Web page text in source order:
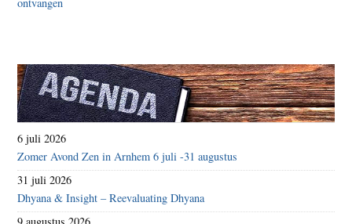
6 juli 2026
Zomer Avond Zen in Arnhem 6 juli -31 augustus
31 juli 2026
Dhyana & Insight – Reevaluating Dhyana